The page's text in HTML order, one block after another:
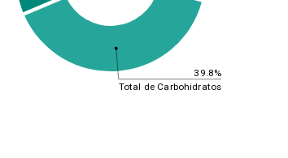
39.8%
Total de Carbohidratos